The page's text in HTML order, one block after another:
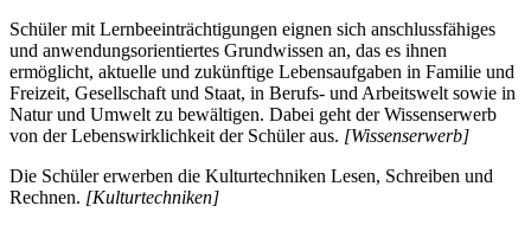
Schüler mit Lernbeeinträchtigungen eignen sich anschlussfähiges
und anwendungsorientiertes Grundwissen an, das es ihnen
ermöglicht, aktuelle und zukünftige Lebensaufgaben in Familie und
Freizeit, Gesellschaft und Staat, in Berufs- und Arbeitswelt sowie in
Natur und Umwelt zu bewältigen. Dabei geht der Wissenserwerb
von der Lebenswirklichkeit der Schüler aus. [Wissenserwerb]
Die Schüler erwerben die Kulturtechniken Lesen, Schreiben und
Rechnen. [Kulturtechniken]